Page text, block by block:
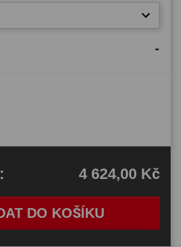
-
DO KOŠÍKU
: 4 624,00 Kč